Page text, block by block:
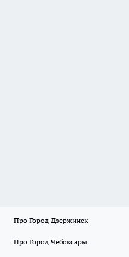
Про Город Дзержинск
Про Город Чебоксары